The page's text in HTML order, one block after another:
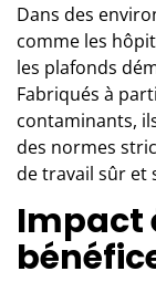
Dans des
comme les
les plafonds
Fabriqués à
contaminants,
des normes
de travail sûr et
Impact